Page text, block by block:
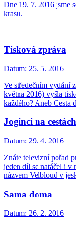
Dne 19. 7. 2016 jsme
krasu.
Tisková zpráva
Datum: 25. 5. 2016
Ve středečním vydání
května 2016) vyšla
každého? Aneb Cesta
Jogínci na cestách
Datum: 29. 4. 2016
Znáte televizní pořad
jeden díl se natáčel i v
názvem Velbloud v
Sama doma
Datum: 26. 2. 2016